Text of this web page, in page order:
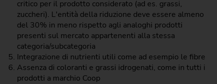
critico per il prodotto considerato (ad es. grassi,
zuccheri). L'entità della riduzione deve essere almeno
del 30% in meno rispetto agli analoghi prodotti
presenti sul mercato appartenenti alla stessa
categoria/subcategoria
Integrazione di nutrienti utili come ad esempio le fibre
Assenza di coloranti e grassi idrogenati, come in tutti i
prodotti a marchio Coop